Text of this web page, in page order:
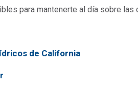
para mantenerte al día sobre las
de California